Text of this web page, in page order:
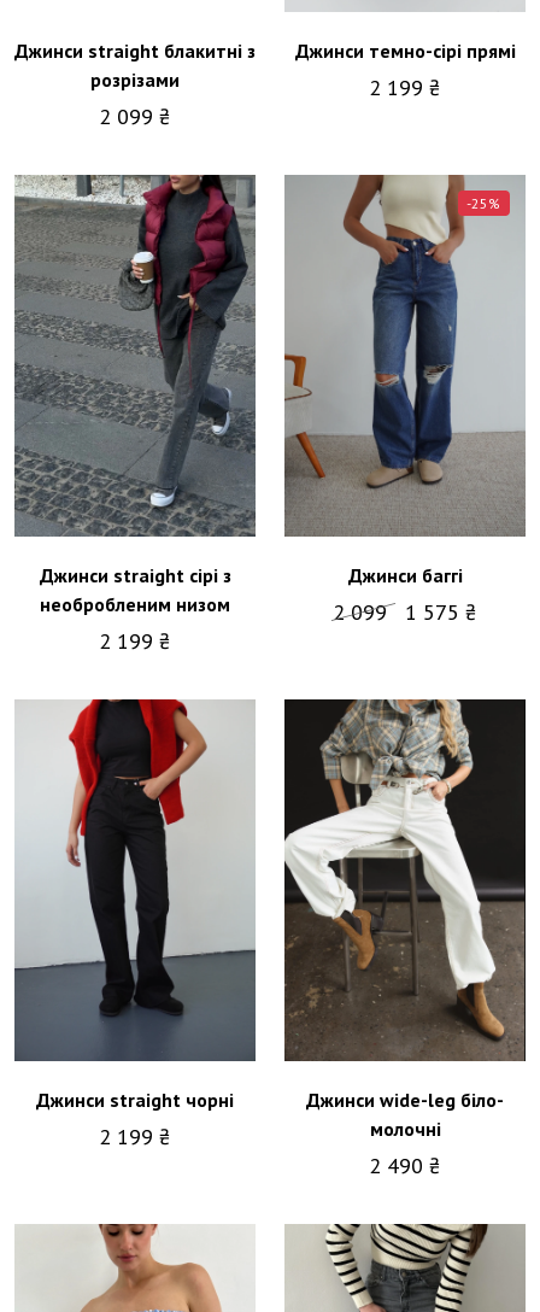
Жовтий
Крем
Чорний
Сірий
Біло-молочний
Джинси straight блакитні з
розрізами
2 099 ₴
Джинси темно-сірі прямі
2 199 ₴
Джинси straight сірі з
необробленим низом
2 199 ₴
-25%
Джинси баггі
2 099 1 575 ₴
Джинси straight чорні
2 199 ₴
Джинси wide-leg біло-
молочні
2 490 ₴